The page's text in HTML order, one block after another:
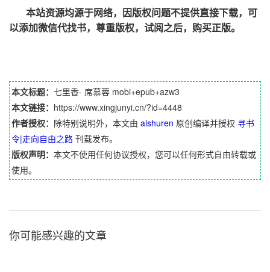
本站资源均源于网络，因版权问题不提供直接下载，可
以添加微信代找书，尊重版权，试阅之后，购买正版。
本文标题： 七里香- 席慕蓉 mobi+epub+azw3
本文链接： https://www.xingjunyi.cn/?id=4448
作者授权： 除特别说明外，本文由 aishuren 原创编译并授权 寻书
令|走向自由之路 刊载发布。
版权声明： 本文不使用任何协议授权，您可以任何形式自由转载或
使用。
你可能感兴趣的文章